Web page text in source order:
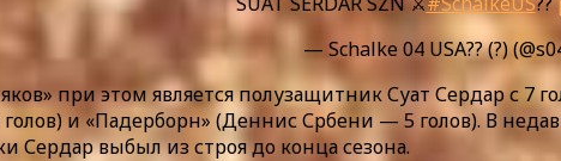
— Schalke 04 USA?? (?)
при этом является полузащитник Суат Сердар с 7
и «Падерборн» (Деннис Србени — 5 голов). В
Сердар выбыл из строя до конца сезона.